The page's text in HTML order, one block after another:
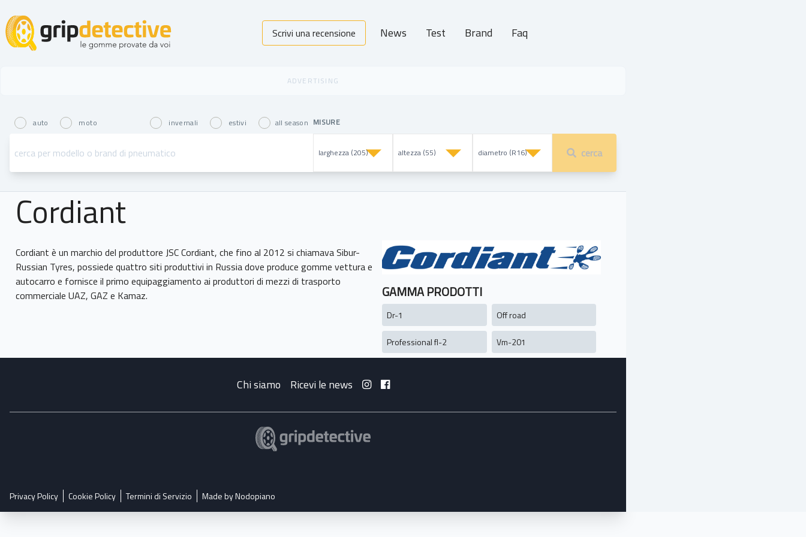
GripDetective Scrivi una recensione News Test Brand Faq
auto moto invernali estivi all season MISURE
cerca
Cordiant
Cordiant è un marchio del produttore JSC Cordiant, che fino al 2012 si chiamava Sibur-
Russian Tyres, possiede quattro siti produttivi in Russia dove produce gomme vettura e
autocarro e fornisce il primo equipaggiamento ai produttori di mezzi di trasporto
GAMMA PRODOTTI
Dr-1 Off road
Professional fl-2 Vm-201
Chi siamo Ricevi le news
Privacy Policy Cookie Policy Termini di Servizio Made by Nodopiano